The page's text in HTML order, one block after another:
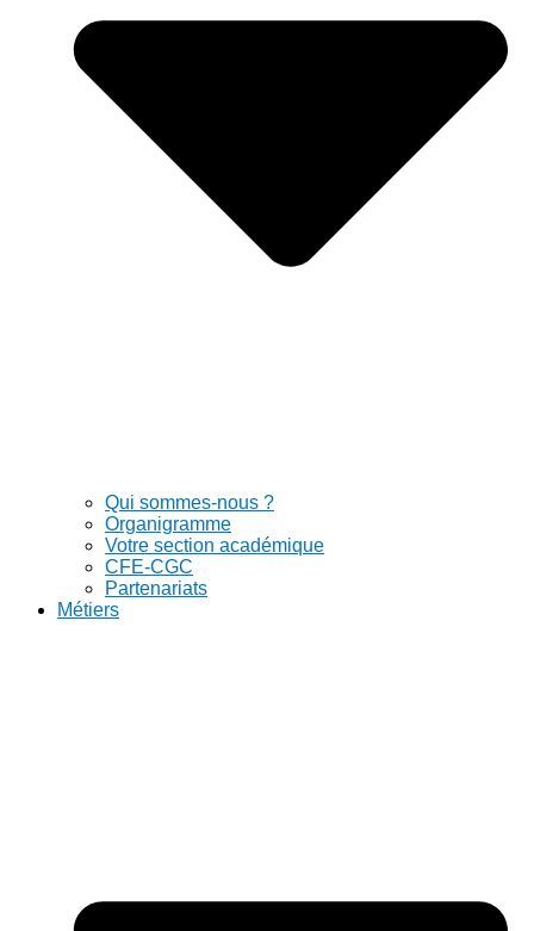
Qui sommes-nous ?
Organigramme
Votre section académique
CFE-CGC
Partenariats
Métiers